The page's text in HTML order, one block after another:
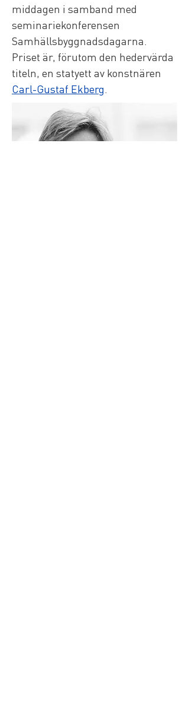
middagen i samband med
seminariekonferensen
Samhällsbyggnadsdagarna.
Priset är, förutom den hedervärda
titeln, en statyett av konstnären
Carl-Gustaf Ekberg.